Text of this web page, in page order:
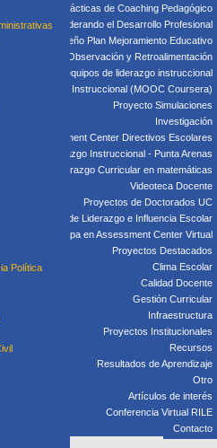
Política
Taller: Prácticas de Coaching Pedagógico
Taller: Liderando el Desarrollo Profesional
Taller: Diseño Plan Mejoramiento Educativo
Pedagógica: Observación y Retroalimentación
clave para equipos de liderazgo instruccional
Curso: Liderazgo Instruccional (MOOC Coursera)
Proyecto Simulaciones
Investigación
Assessment Center Directivos Escolares
de Liderazgo Instruccional - Punta Arenas
Liderazgo Curricular en matemáticas
Videoteca Docente
Proyectos de Doctorados UC
Laboratorio de Liderazgo e Influencia Escolar
Participa en Assessment Center Virtual
Proyectos Destacados
Clima Escolar
Calidad Docente
Gestión Curricular
Infraestructura
Proyectos Institucionales
Recursos
Resultados de Aprendizaje
Otro
Artículos de interés
Conferencia Virtual RILE
Contacto